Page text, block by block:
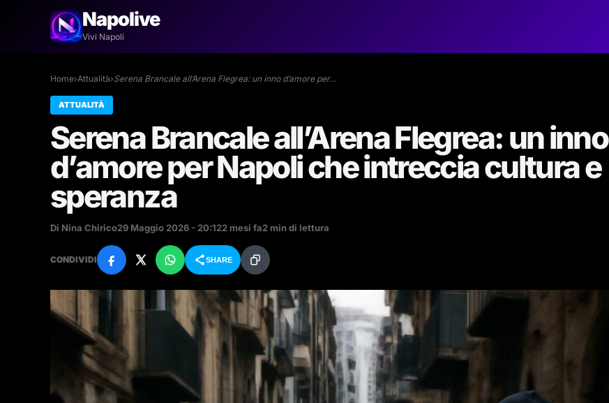
Napolive
Vivi Napoli
Home›Attualità›Serena Brancale all’Arena Flegrea: un inno d’amore per…
ATTUALITÀ
Serena Brancale all’Arena Flegrea: un inno
d’amore per Napoli che intreccia cultura e
speranza
Di Nina Chirico29 Maggio 2026 - 20:122 mesi fa2 min di lettura
CONDIVIDI SHARE